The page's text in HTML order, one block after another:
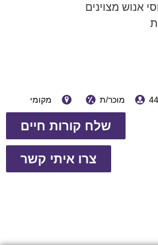
אנוש מצוינים
מוכר/ת מקומי
שלח קורות חיים
צרו איתי קשר